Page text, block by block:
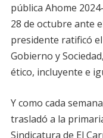
pública Ahome
28 de octubre ante
presidente ratificó
Gobierno y
ético, incluyente e
Y como cada
trasladó a la
Sindicatura de El